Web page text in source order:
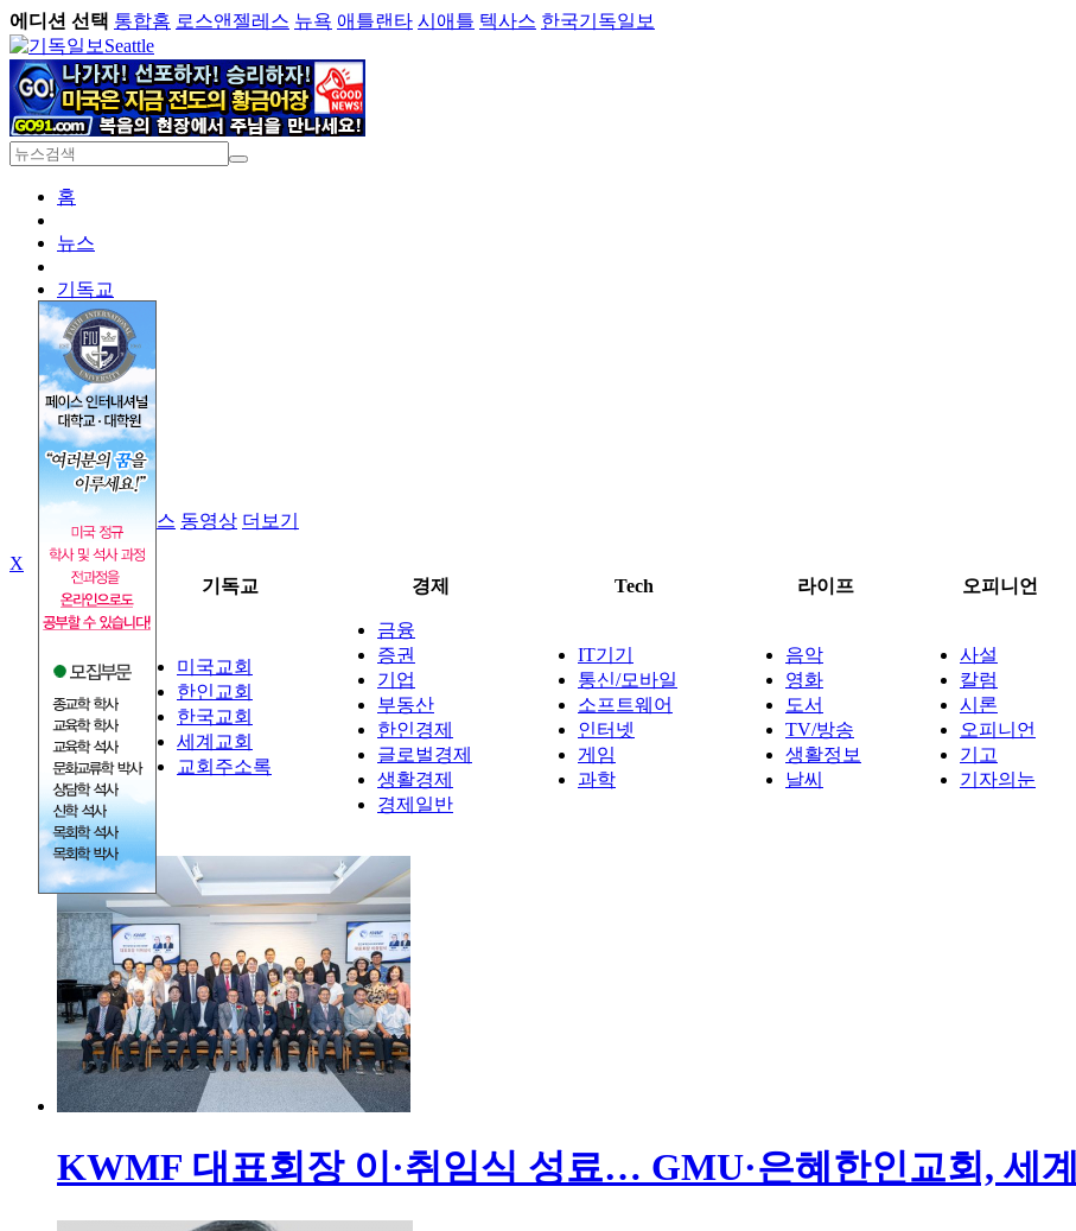
에디션 선택 통합홈 로스앤젤레스 뉴욕 애틀랜타 시애틀 텍사스 한국기독일보
Seattle
홈
뉴스
기독교
경제
라이프
오피니언
기독대학
크리스천 잡스 동영상 더보기
X
뉴스
기독교 경제 Tech 라이프 오피니언
사회
국제
미국교회
한인교회
한국교회
세계교회
교회주소록
금융
증권
기업
부동산
한인경제
글로벌경제
생활경제
경제일반
IT기기
통신/모바일
소프트웨어
인터넷
게임
과학
음악
영화
도서
TV/방송
생활정보
날씨
사설
칼럼
시론
오피니언
기고
기자의눈
KWMF 대표회장 이·취임식 성료… GMU·은혜한인교회, 세